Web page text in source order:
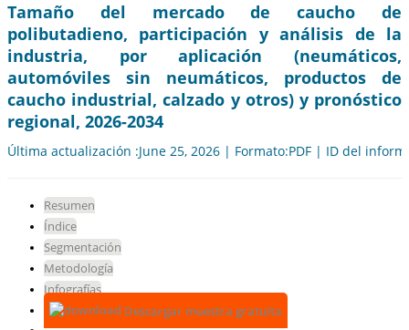
Tamaño del mercado de caucho de
polibutadieno, participación y análisis de la
industria, por aplicación (neumáticos,
automóviles sin neumáticos, productos de
caucho industrial, calzado y otros) y pronóstico
regional, 2026-2034
Última actualización :June 25, 2026 | Formato:PDF | ID del
Resumen
Índice
Segmentación
Metodología
Infografías
Descargar muestra gratuita